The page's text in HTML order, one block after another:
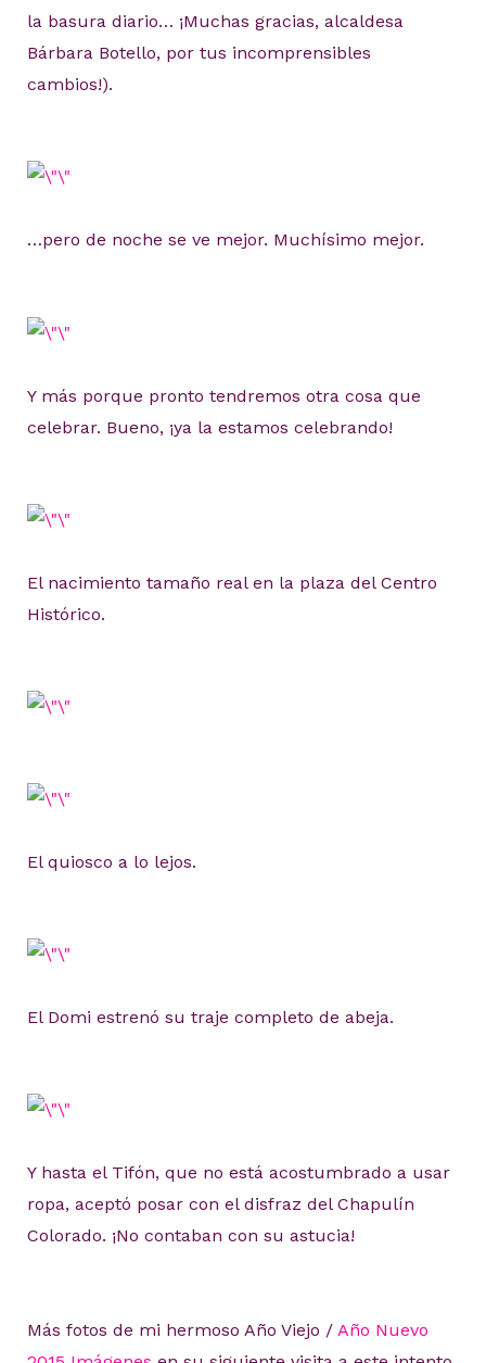
la basura diario… ¡Muchas gracias, alcaldesa
Bárbara Botello, por tus incomprensibles
cambios!).
…pero de noche se ve mejor. Muchísimo mejor.
Y más porque pronto tendremos otra cosa que
celebrar. Bueno, ¡ya la estamos celebrando!
El nacimiento tamaño real en la plaza del Centro
Histórico.
El quiosco a lo lejos.
El Domi estrenó su traje completo de abeja.
Y hasta el Tifón, que no está acostumbrado a usar
ropa, aceptó posar con el disfraz del Chapulín
Colorado. ¡No contaban con su astucia!
Más fotos de mi hermoso Año Viejo / Año Nuevo